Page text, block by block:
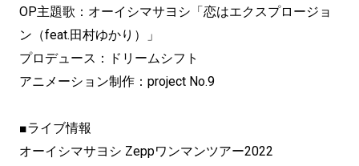
OP主題歌：オーイシマサヨシ「恋はエクスプロージョ
ン（feat.田村ゆかり）」
プロデュース：ドリームシフト
アニメーション制作：project No.9
■ライブ情報
オーイシマサヨシ Zeppワンマンツアー2022